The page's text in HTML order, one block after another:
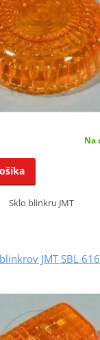
Na
Sklo blinkru JMT
JMT SBL